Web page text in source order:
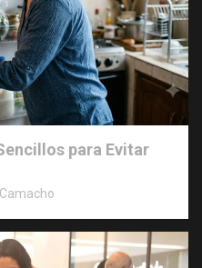
para Evitar